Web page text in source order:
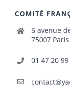
COMITÉ
6 avenue
75007 Paris
01 47 20 99